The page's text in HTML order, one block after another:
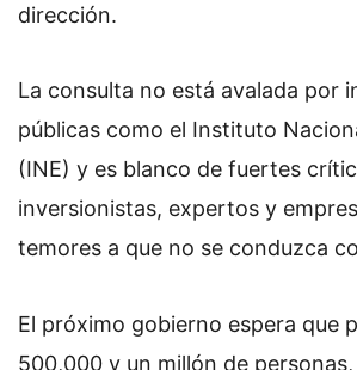
dirección.
La consulta no está avalada por
públicas como el Instituto
(INE) y es blanco de fuertes
inversionistas, expertos y
temores a que no se conduzca
El próximo gobierno espera que
500,000 y un millón de